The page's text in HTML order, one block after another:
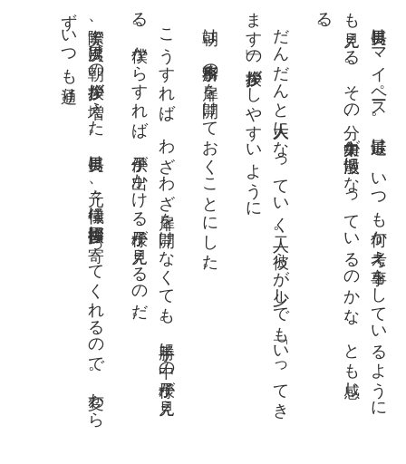
長男は
マ
イ
ペー
ス
。最近
は
、
い
つ
も何
か考
え事
を
し
て
い
る
よ
う
に
も見え
る
。
そ
の分
、集中力
が散漫
に
な
っ
て
い
る
の
か
な
、
と
も感
じ
る
。
だ
ん
だ
ん
と大人
に
な
っ
て
い
く二人
。彼
ら
が少
し
で
も「
い
っ
て
き
ます」
の挨拶
が
し
や
す
い
よ
う
に
朝は、事務所の扉を開けておくことにした。
こ
う
す
れ
ば
、
わ
ざ
わ
ざ扉
を開
け
な
く
て
も
。勝手
に中
の様子
が見
え
る。僕
か
ら
す
れ
ば
、子供
が出
か
け
る様子
が見
え
る
の
だ
。
実際、次男
は朝
の挨拶
が増
え
た
。長男
は
、元々
、律儀
に毎回挨拶
に寄
っ
て
く
れ
る
の
で
。変
わ
ら
ずい
つ
も通
り
。